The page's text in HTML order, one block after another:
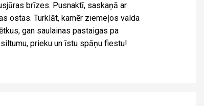
brīzes. Pusnaktī, saskaņā ar
ostas. Turklāt, kamēr ziemeļos valda
gan saulainas pastaigas pa
prieku un īstu spāņu fiestu!